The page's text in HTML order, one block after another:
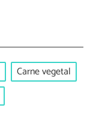
Carne vegetal